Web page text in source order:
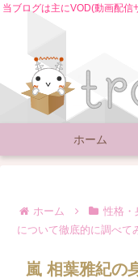
当ブログは主にVOD(動画配
ホーム
ホーム 性格・
について徹底的に調べて
嵐 相葉雅紀の